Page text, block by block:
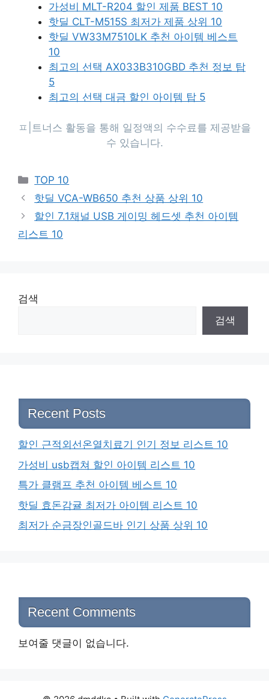
가성비 MLT-R204 할인 제품 BEST 10
핫딜 CLT-M515S 최저가 제품 상위 10
핫딜 VW33M7510LK 추천 아이템 베스트
10
최고의 선택 AX033B310GBD 추천 정보 탑
5
최고의 선택 대금 할인 아이템 탑 5
Categories
TOP 10
핫딜 VCA-WB650 추천 상품 상위 10
할인 7.1채널 USB 게이밍 헤드셋 추천 아이템
리스트 10
검색
검색
Recent Posts
할인 근적외선온열치료기 인기 정보 리스트 10
가성비 usb캡쳐 할인 아이템 리스트 10
특가 클램프 추천 아이템 베스트 10
핫딜 효돈감귤 최저가 아이템 리스트 10
최저가 순금장인골드바 인기 상품 상위 10
Recent Comments
보여줄 댓글이 없습니다.